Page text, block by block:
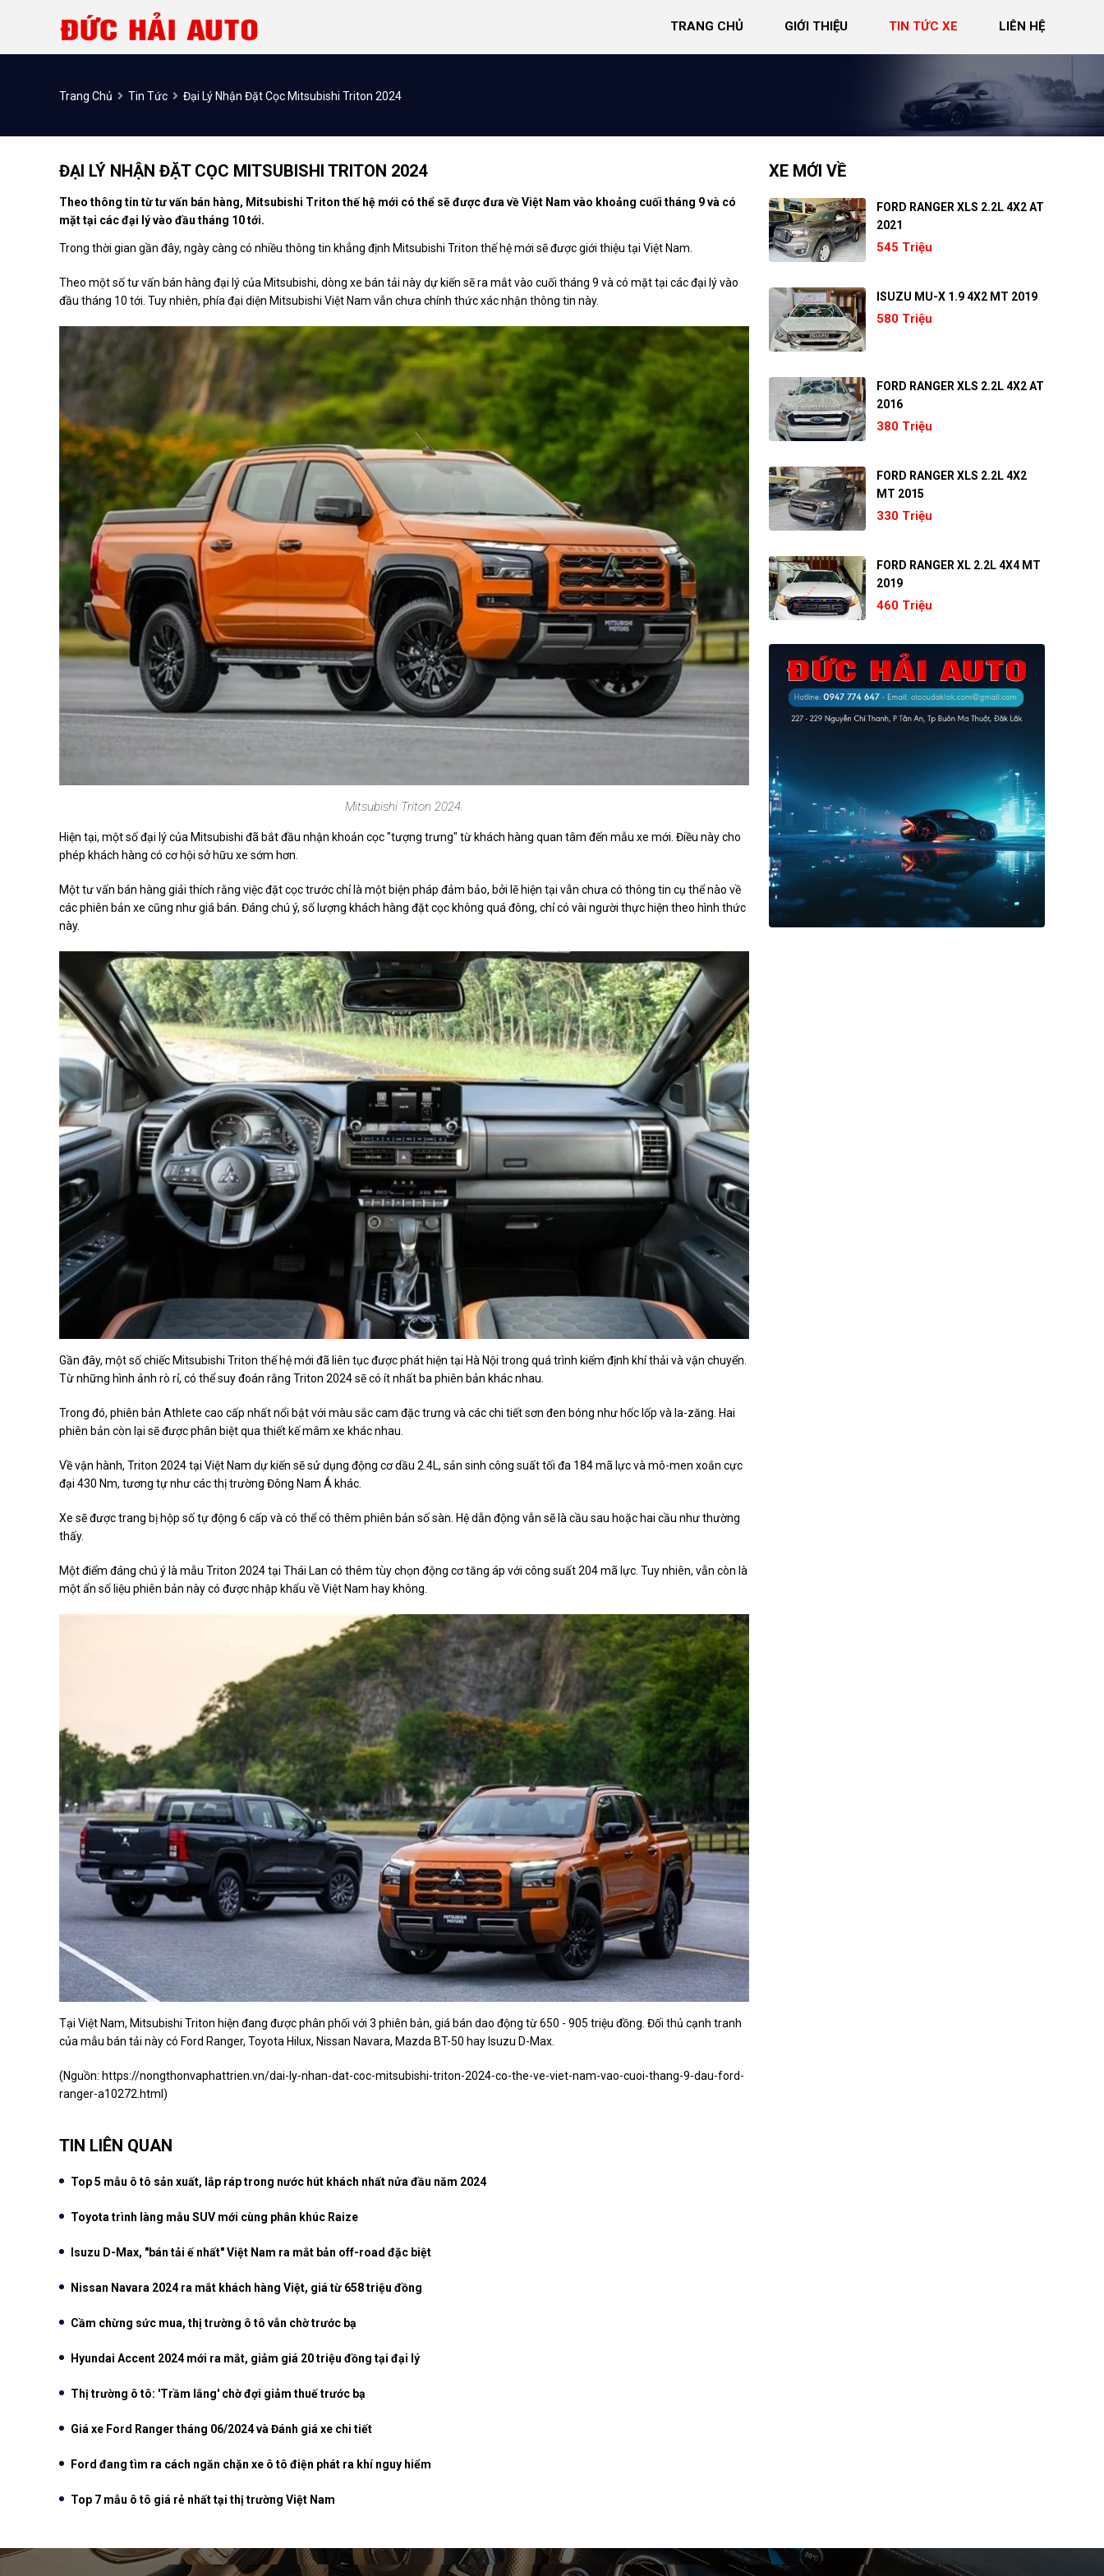
TRANG CHỦ GIỚI THIỆU TIN TỨC XE LIÊN HỆ
Trang Chủ Tin Tức Đại Lý Nhận Đặt Cọc Mitsubishi Triton 2024
ĐẠI LÝ NHẬN ĐẶT CỌC MITSUBISHI TRITON 2024
Theo thông tin từ tư vấn bán hàng, Mitsubishi Triton thế hệ mới có thể sẽ được đưa về Việt Nam vào khoảng cuối tháng 9 và có
mặt tại các đại lý vào đầu tháng 10 tới.
Trong thời gian gần đây, ngày càng có nhiều thông tin khẳng định Mitsubishi Triton thế hệ mới sẽ được giới thiệu tại Việt Nam.
Theo một số tư vấn bán hàng đại lý của Mitsubishi, dòng xe bán tải này dự kiến sẽ ra mắt vào cuối tháng 9 và có mặt tại các đại lý vào
đầu tháng 10 tới. Tuy nhiên, phía đại diện Mitsubishi Việt Nam vẫn chưa chính thức xác nhận thông tin này.
Mitsubishi Triton 2024.
Hiện tại, một số đại lý của Mitsubishi đã bắt đầu nhận khoản cọc "tượng trưng" từ khách hàng quan tâm đến mẫu xe mới. Điều này cho
phép khách hàng có cơ hội sở hữu xe sớm hơn.
Một tư vấn bán hàng giải thích rằng việc đặt cọc trước chỉ là một biện pháp đảm bảo, bởi lẽ hiện tại vẫn chưa có thông tin cụ thể nào về
các phiên bản xe cũng như giá bán. Đáng chú ý, số lượng khách hàng đặt cọc không quá đông, chỉ có vài người thực hiện theo hình thức
này.
Gần đây, một số chiếc Mitsubishi Triton thế hệ mới đã liên tục được phát hiện tại Hà Nội trong quá trình kiểm định khí thải và vận chuyển.
Từ những hình ảnh rò rỉ, có thể suy đoán rằng Triton 2024 sẽ có ít nhất ba phiên bản khác nhau.
Trong đó, phiên bản Athlete cao cấp nhất nổi bật với màu sắc cam đặc trưng và các chi tiết sơn đen bóng như hốc lốp và la-zăng. Hai
phiên bản còn lại sẽ được phân biệt qua thiết kế mâm xe khác nhau.
Về vận hành, Triton 2024 tại Việt Nam dự kiến sẽ sử dụng động cơ dầu 2.4L, sản sinh công suất tối đa 184 mã lực và mô-men xoắn cực
đại 430 Nm, tương tự như các thị trường Đông Nam Á khác.
Xe sẽ được trang bị hộp số tự động 6 cấp và có thể có thêm phiên bản số sàn. Hệ dẫn động vẫn sẽ là cầu sau hoặc hai cầu như thường
thấy.
Một điểm đáng chú ý là mẫu Triton 2024 tại Thái Lan có thêm tùy chọn động cơ tăng áp với công suất 204 mã lực. Tuy nhiên, vẫn còn là
một ẩn số liệu phiên bản này có được nhập khẩu về Việt Nam hay không.
Tại Việt Nam, Mitsubishi Triton hiện đang được phân phối với 3 phiên bản, giá bán dao động từ 650 - 905 triệu đồng. Đối thủ cạnh tranh
của mẫu bán tải này có Ford Ranger, Toyota Hilux, Nissan Navara, Mazda BT-50 hay Isuzu D-Max.
(Nguồn: https://nongthonvaphattrien.vn/dai-ly-nhan-dat-coc-mitsubishi-triton-2024-co-the-ve-viet-nam-vao-cuoi-thang-9-dau-ford-
ranger-a10272.html )
TIN LIÊN QUAN
Top 5 mẫu ô tô sản xuất, lắp ráp trong nước hút khách nhất nửa đầu năm 2024
Toyota trình làng mẫu SUV mới cùng phân khúc Raize
Isuzu D-Max, "bán tải ế nhất" Việt Nam ra mắt bản off-road đặc biệt
Nissan Navara 2024 ra mắt khách hàng Việt, giá từ 658 triệu đồng
Cầm chừng sức mua, thị trường ô tô vẫn chờ trước bạ
Hyundai Accent 2024 mới ra mắt, giảm giá 20 triệu đồng tại đại lý
Thị trường ô tô: 'Trầm lắng' chờ đợi giảm thuế trước bạ
Giá xe Ford Ranger tháng 06/2024 và Đánh giá xe chi tiết
Ford đang tìm ra cách ngăn chặn xe ô tô điện phát ra khí nguy hiểm
Top 7 mẫu ô tô giá rẻ nhất tại thị trường Việt Nam
XE MỚI VỀ
FORD RANGER XLS 2.2L 4X2 AT
2021
545 Triệu
ISUZU MU-X 1.9 4X2 MT 2019
580 Triệu
FORD RANGER XLS 2.2L 4X2 AT
2016
380 Triệu
FORD RANGER XLS 2.2L 4X2
MT 2015
330 Triệu
FORD RANGER XL 2.2L 4X4 MT
2019
460 Triệu